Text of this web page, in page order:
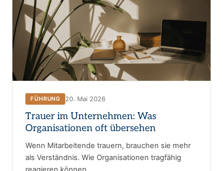
FÜHRUNG 20. Mai 2026
Trauer im Unternehmen: Was
Organisationen oft übersehen
Wenn Mitarbeitende trauern, brauchen sie mehr
als Verständnis. Wie Organisationen tragfähig